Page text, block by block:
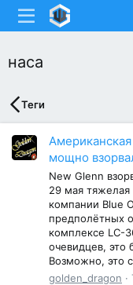
наса
Теги
мощно
New Glenn
29 мая тяжелая
компании Blue
предполётных
комплексе LC-
очевидцев,
Возможно, это
golden_dragon